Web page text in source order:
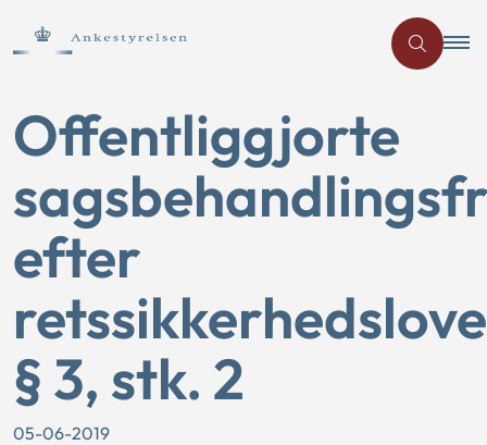
Offentliggjorte
efter
§ 3, stk. 2
05-06-2019